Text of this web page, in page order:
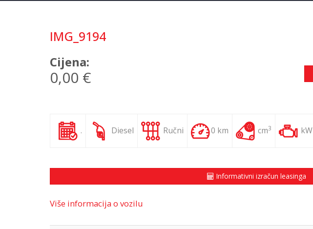
IMG_9194
Cijena:
0,00 €
. Diesel Ručni 0 km cm3 kW
Informativni izračun leasinga
Više informacija o vozilu